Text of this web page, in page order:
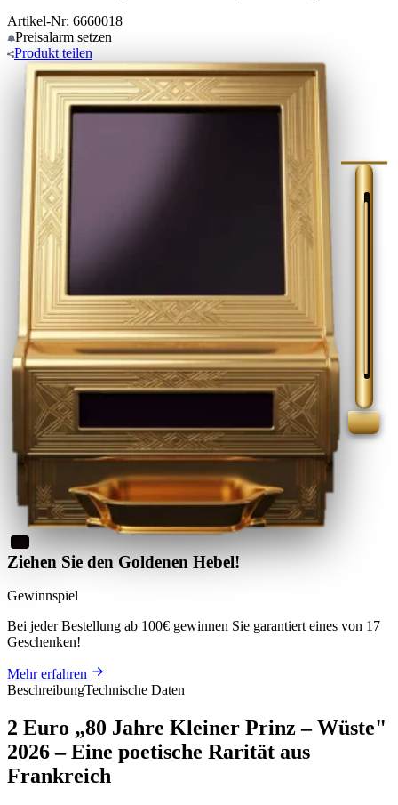
Artikel-Nr: 6660018
Preisalarm setzen
Produkt teilen
Ziehen Sie den Goldenen Hebel!
Gewinnspiel
Bei jeder Bestellung ab 100€ gewinnen Sie garantiert eines von 17
Geschenken!
Mehr erfahren
BeschreibungTechnische Daten
2 Euro „80 Jahre Kleiner Prinz – Wüste"
2026 – Eine poetische Rarität aus
Frankreich